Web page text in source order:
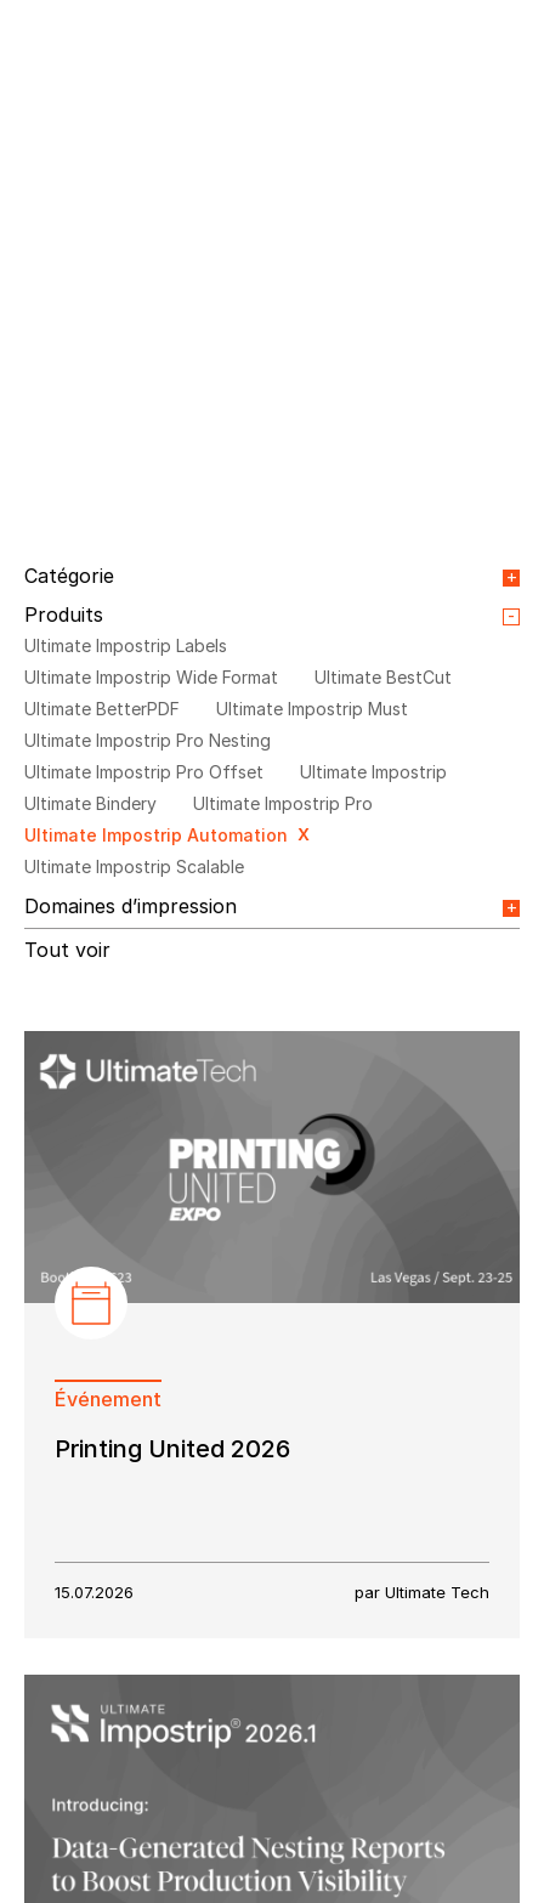
Catégorie
Nouvelles
Webinaire
Intégrations
Video
Communiqué de presse Témoignage
Produits
Ultimate Impostrip Labels
Ultimate Impostrip Wide Format
Ultimate BestCut
Ultimate BetterPDF
Ultimate Impostrip Must
Ultimate Impostrip Pro Nesting
Ultimate Impostrip Pro Offset
Ultimate Impostrip
Ultimate Bindery
Ultimate Impostrip Pro
Ultimate Impostrip Automation
Ultimate Impostrip Scalable
Domaines d’impression
Impression d’étiquettes
Impression Offset
Emballage numérique
Spécialité photo
Grand Format
Tout voir
Événement
Printing United 2026
15.07.2026 par Ultimate Tech